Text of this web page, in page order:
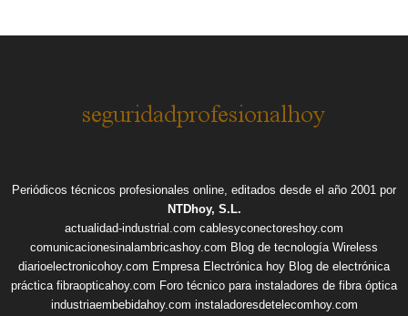
Periódicos técnicos profesionales online, editados desde el año 2001 por
NTDhoy, S.L.
actualidad-industrial.com cablesyconectoreshoy.com
comunicacionesinalambricashoy.com Blog de tecnología Wireless
diarioelectronicohoy.com Empresa Electrónica hoy Blog de electrónica
práctica fibraopticahoy.com Foro técnico para instaladores de fibra óptica
industriaembebidahoy.com instaladoresdetelecomhoy.com